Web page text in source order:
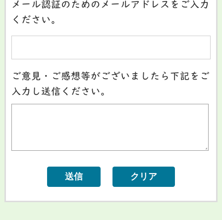
メール認証のためのメールアドレスをご入力
ください。
ご意見・ご感想等がございましたら下記をご
入力し送信ください。